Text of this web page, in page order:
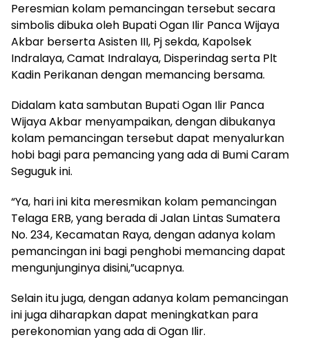
Peresmian kolam pemancingan tersebut secara
simbolis dibuka oleh Bupati Ogan Ilir Panca Wijaya
Akbar berserta Asisten III, Pj sekda, Kapolsek
Indralaya, Camat Indralaya, Disperindag serta Plt
Kadin Perikanan dengan memancing bersama.
Didalam kata sambutan Bupati Ogan Ilir Panca
Wijaya Akbar menyampaikan, dengan dibukanya
kolam pemancingan tersebut dapat menyalurkan
hobi bagi para pemancing yang ada di Bumi Caram
Seguguk ini.
“Ya, hari ini kita meresmikan kolam pemancingan
Telaga ERB, yang berada di Jalan Lintas Sumatera
No. 234, Kecamatan Raya, dengan adanya kolam
pemancingan ini bagi penghobi memancing dapat
mengunjunginya disini,”ucapnya.
Selain itu juga, dengan adanya kolam pemancingan
ini juga diharapkan dapat meningkatkan para
perekonomian yang ada di Ogan Ilir.